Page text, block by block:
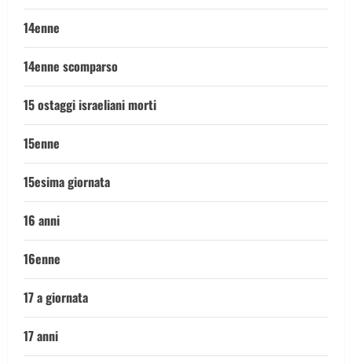
14enne
14enne scomparso
15 ostaggi israeliani morti
15enne
15esima giornata
16 anni
16enne
17 a giornata
17 anni